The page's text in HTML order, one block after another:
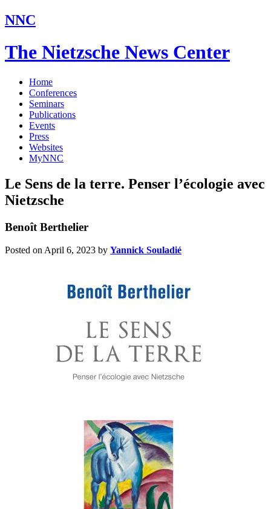
NNC
The Nietzsche News Center
Home
Conferences
Seminars
Publications
Events
Press
Websites
MyNNC
Le Sens de la terre. Penser l’écologie avec
Nietzsche
Benoît Berthelier
Posted on April 6, 2023 by Yannick Souladié